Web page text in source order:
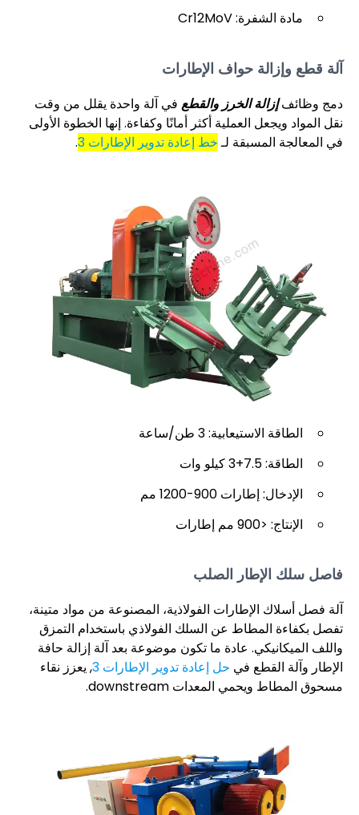
مادة الشفرة: Cr12MoV
آلة قطع وإزالة حواف الإطارات
دمج وظائفإزالة الخرز والقطع في آلة واحدة يقلل من وقت
نقل المواد ويجعل العملية أكثر أمانًا وكفاءة. إنها الخطوة الأولى
في المعالجة المسبقة لـخط إعادة تدوير الإطارات 3 .
الطاقة الاستيعابية: 3 طن/ساعة
الطاقة: 7.5+3 كيلو وات
الإدخال: إطارات 900-1200 مم
الإنتاج: <900 مم إطارات
فاصل سلك الإطار الصلب
آلة فصل أسلاك الإطارات الفولاذية، المصنوعة من مواد متينة،
تفصل بكفاءة المطاط عن السلك الفولاذي باستخدام التمزق
واللف الميكانيكي. عادة ما تكون موضوعة بعد آلة إزالة حافة
الإطار وآلة القطع في حل إعادة تدوير الإطارات 3
, يعزز نقاء
مسحوق المطاط ويحمي المعدات downstream.